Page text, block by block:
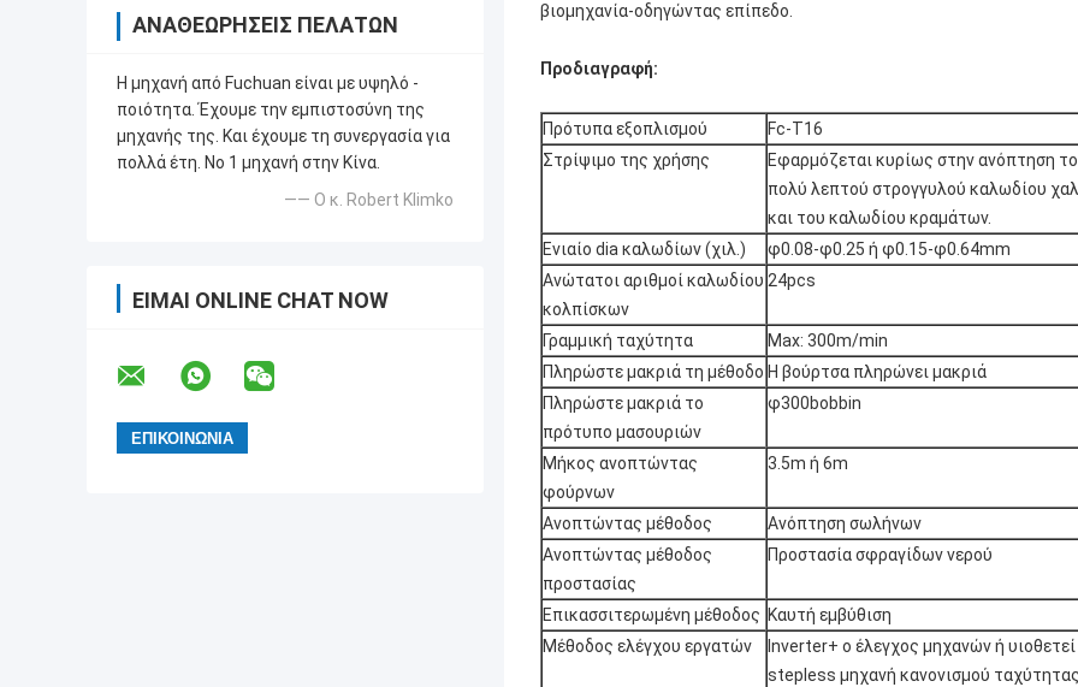
ΑΝΑΘΕΩΡΉΣΕΙΣ ΠΕΛΑΤΏΝ
Η μηχανή από Fuchuan είναι με υψηλό -
ποιότητα. Έχουμε την εμπιστοσύνη της
μηχανής της. Και έχουμε τη συνεργασία για
πολλά έτη. Νο 1 μηχανή στην Κίνα.
—— Ο κ. Robert Klimko
ΕΊΜΑΙ ONLINE CHAT NOW
βιομηχανία-οδηγώντας επίπεδο.
Προδιαγραφή:
Πρότυπα εξοπλισμού
Fc-T16
Στρίψιμο της χρήσης
Εφαρμόζεται κυρίως στην ανόπτηση
πολύ λεπτού στρογγυλού καλωδίου
και του καλωδίου κραμάτων.
Ενιαίο dia καλωδίων (χιλ.)
φ0.08-φ0.25 ή φ0.15-φ0.64mm
Ανώτατοι αριθμοί καλωδίου
κολπίσκων
24pcs
Γραμμική ταχύτητα
Max: 300m/min
Πληρώστε μακριά τη μέθοδο Η βούρτσα πληρώνει μακριά
Πληρώστε μακριά το
πρότυπο μασουριών
φ300bobbin
Μήκος ανοπτώντας
φούρνων
3.5m ή 6m
Ανοπτώντας μέθοδος
Ανόπτηση σωλήνων
Ανοπτώντας μέθοδος
προστασίας
Προστασία σφραγίδων νερού
Επικασσιτερωμένη μέθοδος Καυτή εμβύθιση
Μέθοδος ελέγχου εργατών
Inverter+ ο έλεγχος μηχανών ή υιοθετεί
stepless μηχανή κανονισμού ταχύτητας